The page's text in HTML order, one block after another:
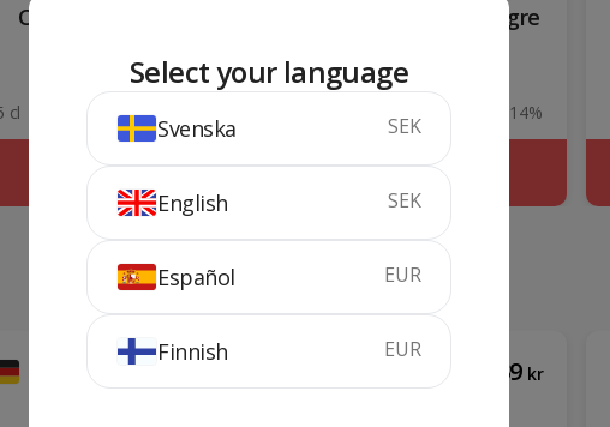
Castillo de Molina
cl
SLUTSÅLD
Poggio Ai Ginepri Negre
14%
SLUTSÅLD
139 kr
Select your language
Svenska SEK
English SEK
Español EUR
Finnish EUR